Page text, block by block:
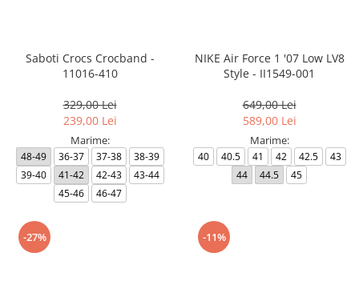
Saboti Crocs Crocband -
11016-410
329,00 Lei
239,00 Lei
Marime:
48-49 36-37 37-38
38-39
39-40
41-42 42-43
43-44
45-46
46-47
NIKE Air Force 1 '07 Low LV8
Style - II1549-001
649,00 Lei
589,00 Lei
Marime:
40 40.5 41 42 42.5
43
44
44.5 45
-27% -11%